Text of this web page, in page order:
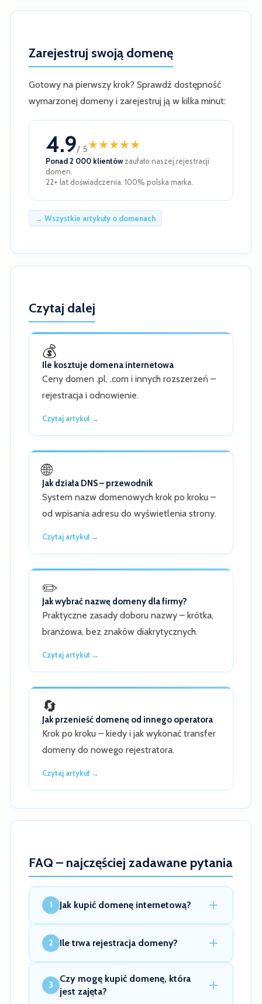
Zarejestruj swoją domenę
Gotowy na pierwszy krok? Sprawdź dostępność
wymarzonej domeny i zarejestruj ją w kilka minut:
4.9/ 5★★★★★
Ponad 2 000 klientówzaufało naszej rejestracji
domen.
22+ lat doświadczenia. 100% polska marka.
→ Wszystkie artykuły o domenach
Czytaj dalej
💰
Ile kosztuje domena internetowa
Ceny domen .pl, .com i innych rozszerzeń –
rejestracja i odnowienie.
Czytaj artykuł →
🌐
Jak działa DNS – przewodnik
System nazw domenowych krok po kroku –
od wpisania adresu do wyświetlenia strony.
Czytaj artykuł →
✏️
Jak wybrać nazwę domeny dla firmy?
Praktyczne zasady doboru nazwy – krótka,
branżowa, bez znaków diakrytycznych.
Czytaj artykuł →
🔄
Jak przenieść domenę od innego operatora
Krok po kroku – kiedy i jak wykonać transfer
domeny do nowego rejestratora.
Czytaj artykuł →
FAQ – najczęściej zadawane pytania
1 Jak kupić domenę internetową?
2 Ile trwa rejestracja domeny?
3
Czy mogę kupić domenę, która
jest zajęta?